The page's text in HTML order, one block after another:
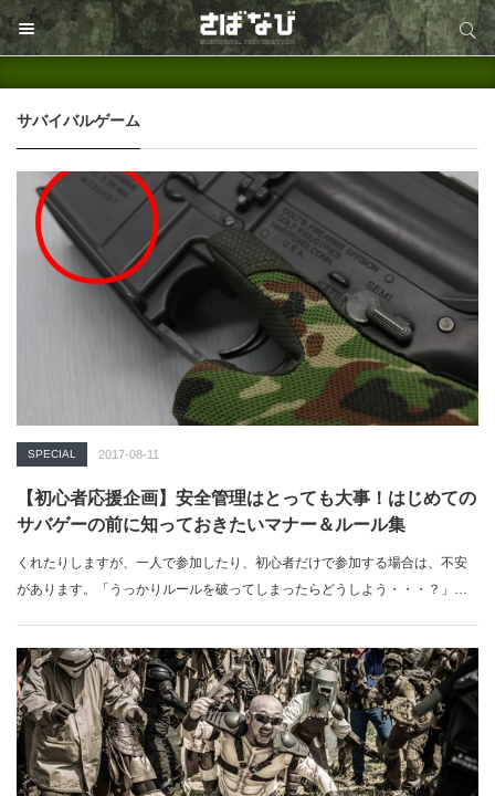
サイト内検索
サバイバルゲーム
SPECIAL 2017-08-11
【初心者応援企画】安全管理はとっても大事！はじめての
サバゲーの前に知っておきたいマナー＆ルール集
くれたりしますが、一人で参加したり、初心者だけで参加する場合は、不安
があります。「うっかりルールを破ってしまったらどうしよう・・・？」怒
サイト内検索